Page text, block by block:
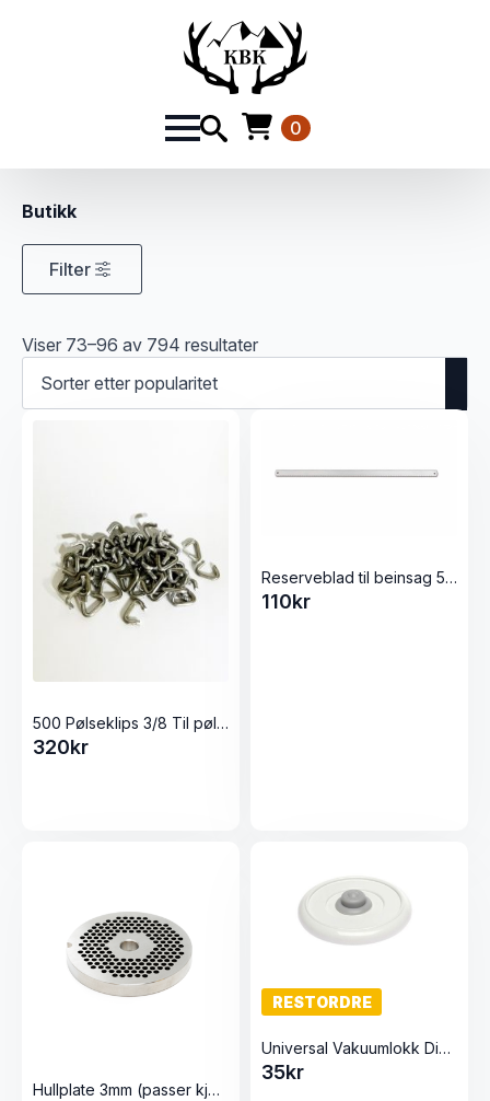
0
Butikk
Filter
Viser 73–96 av 794 resultaterSortert
500 Pølseklips 3/8 Til pølser/stekenett
320kr
Reserveblad til beinsag 50cm
110kr
Hullplate 3mm (passer kjøttkvern 12)
RESTORDRE
Universal Vakuumlokk Diameter: 8.2cm Hvit
35kr